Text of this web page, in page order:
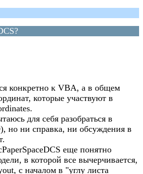
конкретно к VBA, а в общем
которые участвуют в
для себя разобраться в
но ни справка, ни обсуждения в
еще понятно
в которой все вычерчивается,
с началом в "углу листа